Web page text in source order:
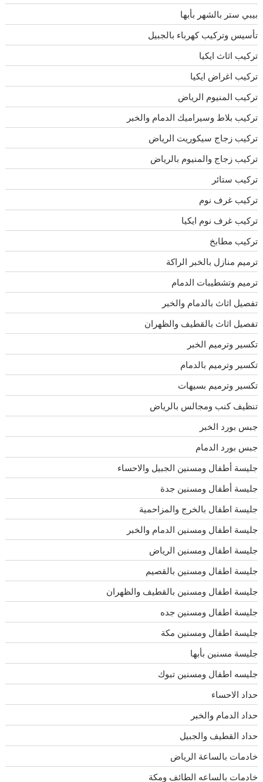
بيبي ستر بالشهر بأبها
تأسيس وتركيب كهرباء بالجبيل
تركيب اثاث ايكيا
تركيب اغراض ايكيا
تركيب المنيوم الرياض
تركيب بلاط وسيراميك الدمام والخبر
تركيب زجاج سيكوريت الرياض
تركيب زجاج والمنيوم بالرياض
تركيب ستائر
تركيب غرف نوم
تركيب غرف نوم ايكيا
تركيب مطابخ
ترميم منازل بالخبر الراكة
ترميم وتشطيبات الدمام
تفصيل اثاث بالدمام والخبر
تفصيل اثاث بالقطيف والظهران
تكسير وترميم الخبر
تكسير وترميم بالدمام
تكسير وترميم بسيهات
تنظيف كنب ومجالس بالرياض
جبس بورد الخبر
جبس بورد الدمام
جليسة أطفال ومسنين الجبيل والاحساء
جليسة أطفال ومسنين جدة
جليسة اطفال بالخرج والمزاحمية
جليسة اطفال ومسنين الدمام والخبر
جليسة اطفال ومسنين الرياض
جليسة اطفال ومسنين بالقصيم
جليسة اطفال ومسنين بالقطيف والظهران
جليسة اطفال ومسنين جده
جليسة اطفال ومسنين مكة
جليسة مسنين بأبها
جليسه اطفال ومسنين تبوك
حداد الاحساء
حداد الدمام والخبر
حداد القطيف والجبيل
خادمات بالساعة الرياض
خادمات بالساعه الطائف ومكة